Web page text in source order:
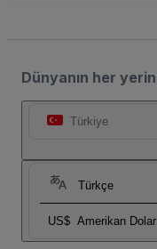
Dünyanın her
Türkiye
Türkçe
US$ Amerikan